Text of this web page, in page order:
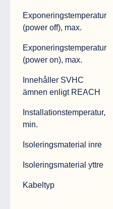
Exponeringstemperatur
(power off), max.
Exponeringstemperatur
(power on), max.
Innehåller SVHC
ämnen enligt REACH
Installationstemperatur,
min.
Isoleringsmaterial inre
Isoleringsmaterial yttre
Kabeltyp